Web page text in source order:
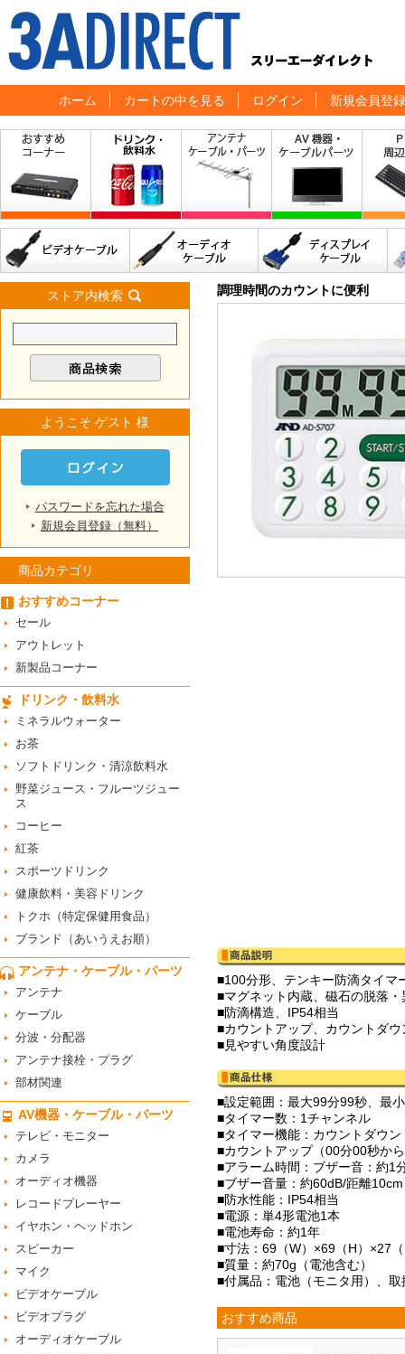
ホーム カートの中を見る ログイン 新規会員登録
ストア内検索
ようこそ ゲスト 様
パスワードを忘れた場合
新規会員登録（無料）
商品カテゴリ
おすすめコーナー
セール
アウトレット
新製品コーナー
ドリンク・飲料水
ミネラルウォーター
お茶
ソフトドリンク・清涼飲料水
野菜ジュース・フルーツジュー
ス
コーヒー
紅茶
スポーツドリンク
健康飲料・美容ドリンク
トクホ（特定保健用食品）
ブランド（あいうえお順）
アンテナ・ケーブル・パーツ
アンテナ
ケーブル
分波・分配器
アンテナ接栓・プラグ
部材関連
AV機器・ケーブル・パーツ
テレビ・モニター
カメラ
オーディオ機器
レコードプレーヤー
イヤホン・ヘッドホン
スピーカー
マイク
ビデオケーブル
ビデオプラグ
オーディオケーブル
調理時間のカウントに便利
■100分形、テンキー防滴タイマ
■マグネット内蔵、磁石の脱落
■防滴構造、IP54相当
■カウントアップ、カウントダウ
■見やすい角度設計
■設定範囲：最大99分99秒、最
■タイマー数：1チャンネル
■タイマー機能：カウントダウ
■カウントアップ（00分00秒か
■アラーム時間：ブザー音：約1
■ブザー音量：約60dB/距離10cm
■防水性能：IP54相当
■電源：単4形電池1本
■電池寿命：約1年
■寸法：69（W）×69（H）×27
■質量：約70g（電池含む）
■付属品：電池（モニタ用）、取
おすすめ商品